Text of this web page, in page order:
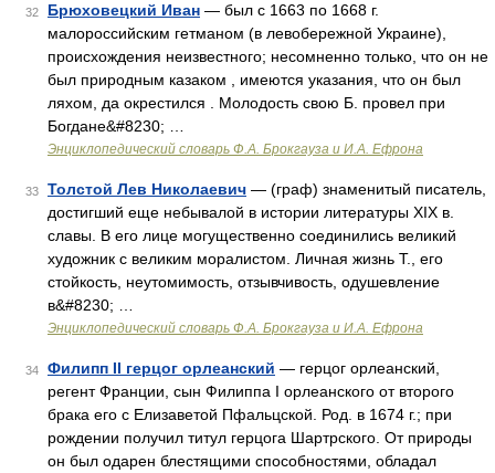
32 Брюховецкий Иван — был с 1663 по 1668 г.
малороссийским гетманом (в левобережной Украине),
происхождения неизвестного; несомненно только, что он не
был природным казаком , имеются указания, что он был
ляхом, да окрестился . Молодость свою Б. провел при
Богдане&#8230; …
Энциклопедический словарь Ф.А. Брокгауза и И.А. Ефрона
33 Толстой Лев Николаевич — (граф) знаменитый писатель,
достигший еще небывалой в истории литературы XIX в.
славы. В его лице могущественно соединились великий
художник с великим моралистом. Личная жизнь Т., его
стойкость, неутомимость, отзывчивость, одушевление
в&#8230; …
Энциклопедический словарь Ф.А. Брокгауза и И.А. Ефрона
34 Филипп II герцог орлеанский — герцог орлеанский,
регент Франции, сын Филиппа I орлеанского от второго
брака его с Елизаветой Пфальцской. Род. в 1674 г.; при
рождении получил титул герцога Шартрского. От природы
он был одарен блестящими способностями, обладал